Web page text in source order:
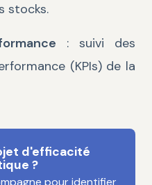
stocks.
: suivi des
(KPIs) de la
d'efficacité
?
pour identifier